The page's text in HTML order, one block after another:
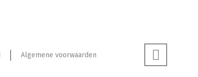
Algemene voorwaarden